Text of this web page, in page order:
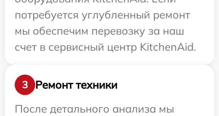
потребуется углубленный ремонт
мы обеспечим перевозку за наш
счет в сервисный центр KitchenAid.
3
Ремонт техники
После детального анализа мы